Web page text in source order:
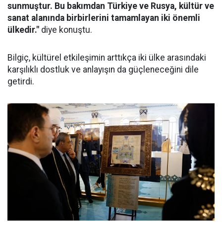
sunmuştur. Bu bakımdan Türkiye ve Rusya, kültür ve
sanat alanında birbirlerini tamamlayan iki önemli
ülkedir." diye konuştu.
Bilgiç, kültürel etkileşimin arttıkça iki ülke arasındaki
karşılıklı dostluk ve anlayışın da güçleneceğini dile
getirdi.